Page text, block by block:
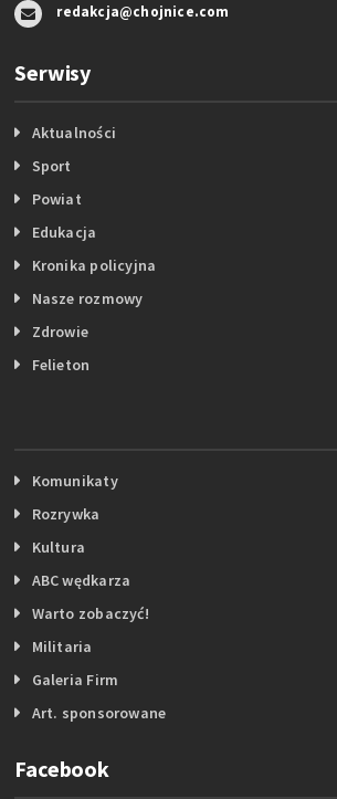
redakcja@chojnice.com
Serwisy
Aktualności
Sport
Powiat
Edukacja
Kronika policyjna
Nasze rozmowy
Zdrowie
Felieton
Komunikaty
Rozrywka
Kultura
ABC wędkarza
Warto zobaczyć!
Militaria
Galeria Firm
Art. sponsorowane
Facebook